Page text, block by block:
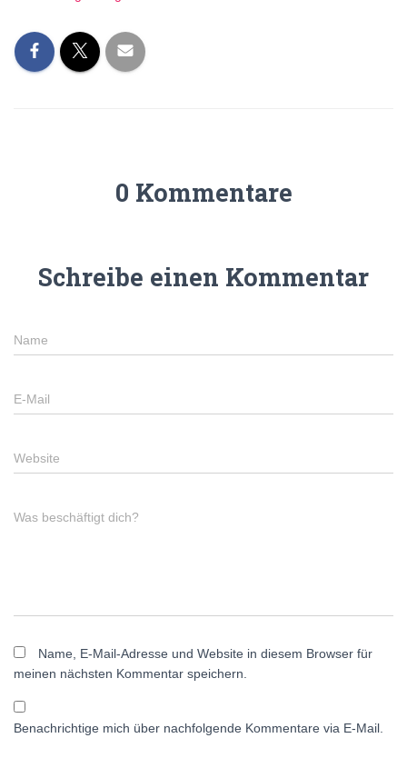
0 Kommentare
Schreibe einen Kommentar
Name
E-Mail
Website
Was beschäftigt dich?
Name, E-Mail-Adresse und Website in diesem Browser für
meinen nächsten Kommentar speichern.
Benachrichtige mich über nachfolgende Kommentare via E-Mail.